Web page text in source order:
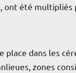
ont été multipliés
dans les
zones